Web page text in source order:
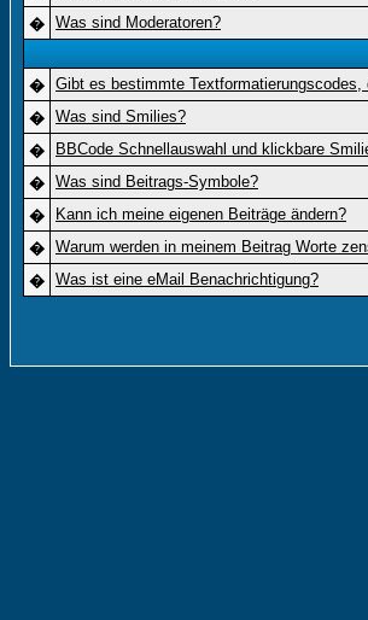
� Was sind Moderatoren?
� Gibt es bestimmte
� Was sind Smilies?
�
BBCode Schnellauswahl und klickbare
� Was sind Beitrags-Symbole?
�
Kann ich meine eigenen Beiträge ändern?
� Warum werden in meinem Beitrag Worte
� Was ist eine eMail Benachrichtigung?